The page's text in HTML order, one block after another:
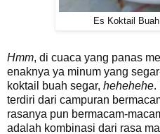
Es Koktail
Hmm, di cuaca yang panas
enaknya ya minum yang
koktail buah segar, hehehehe.
terdiri dari campuran
rasanya pun bermacam-
adalah kombinasi dari rasa